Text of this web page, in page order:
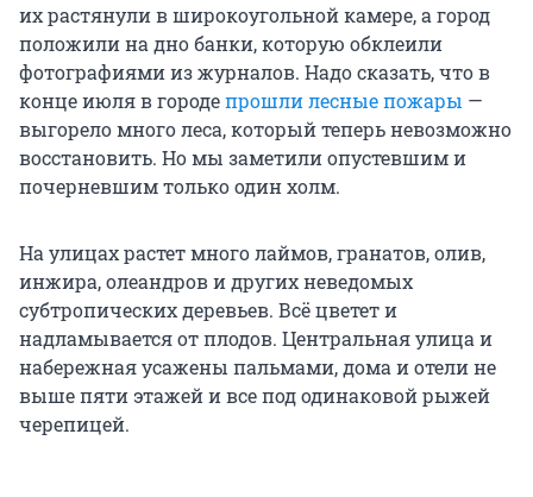
их растянули в широкоугольной камере, а город
положили на дно банки, которую обклеили
фотографиями из журналов. Надо сказать, что в
конце июля в городепрошли лесные пожары —
выгорело много леса, который теперь невозможно
восстановить. Но мы заметили опустевшим и
почерневшим только один холм.
На улицах растет много лаймов, гранатов, олив,
инжира, олеандров и других неведомых
субтропических деревьев. Всё цветет и
надламывается от плодов. Центральная улица и
набережная усажены пальмами, дома и отели не
выше пяти этажей и все под одинаковой рыжей
черепицей.